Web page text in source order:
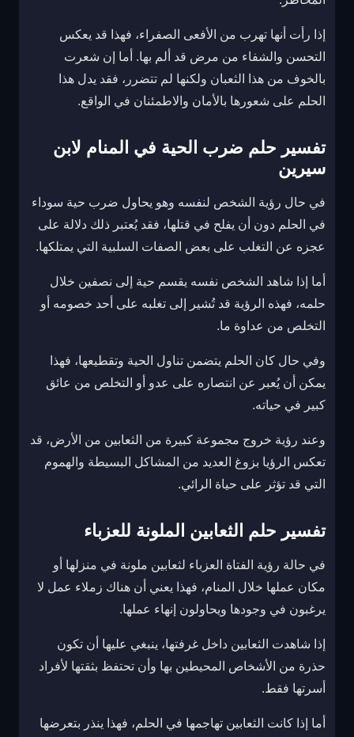
إذا رأت أنها تهرب من الأفعى الصفراء، فهذا قد يعكس
التحسن والشفاء من مرض قد ألم بها. أما إن شعرت
بالخوف من هذا الثعبان ولكنها لم تتضرر، فقد يدل هذا
الحلم على شعورها بالأمان والاطمئنان في الواقع.
تفسير حلم ضرب الحية في المنام لابن
سيرين
في حال رؤية الشخص لنفسه وهو يحاول ضرب حية سوداء
في الحلم دون أن يفلح في قتلها، فقد يُعتبر ذلك دلالة على
عجزه عن التغلب على بعض الصفات السلبية التي يمتلكها.
أما إذا شاهد الشخص نفسه يقسم حية إلى نصفين خلال
حلمه، فهذه الرؤية قد تُشير إلى تغلبه على أحد خصومه أو
التخلص من عداوة ما.
وفي حال كان الحلم يتضمن تناول الحية وتقطيعها، فهذا
يمكن أن يُعبر عن انتصاره على عدو أو التخلص من عائق
كبير في حياته.
وعند رؤية خروج مجموعة كبيرة من الثعابين من الأرض، قد
تعكس الرؤيا بزوغ العديد من المشاكل البسيطة والهموم
التي قد تؤثر على حياة الرائي.
تفسير حلم الثعابين الملونة للعزباء
في حالة رؤية الفتاة العزباء لثعابين ملونة في منزلها أو
مكان عملها خلال المنام، فهذا يعني أن هناك زملاء عمل لا
يرغبون في وجودها ويحاولون إنهاء عملها.
إذا شاهدت الثعابين داخل غرفتها، ينبغي عليها أن تكون
حذرة من الأشخاص المحيطين بها وأن تحتفظ بثقتها لأفراد
أسرتها فقط.
أما إذا كانت الثعابين تهاجمها في الحلم، فهذا ينذر بتعرضها